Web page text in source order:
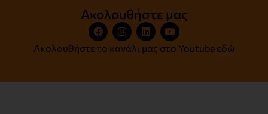
Ακολουθήστε μας
Ακολουθήστε το κανάλι μας στο Youtube εδώ